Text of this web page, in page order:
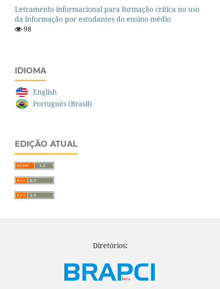
Letramento informacional para formação crítica no uso
da informação por estudantes do ensino médio
98
IDIOMA
English
Português (Brasil)
EDIÇÃO ATUAL
Diretórios: